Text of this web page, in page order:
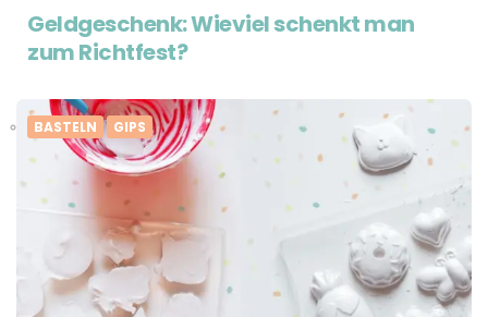
Geldgeschenk: Wieviel schenkt man
zum Richtfest?
BASTELN GIPS